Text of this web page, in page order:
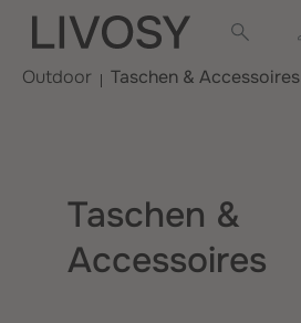
springen
Outdoor
Taschen & Accessoires
Taschen &
Accessoires